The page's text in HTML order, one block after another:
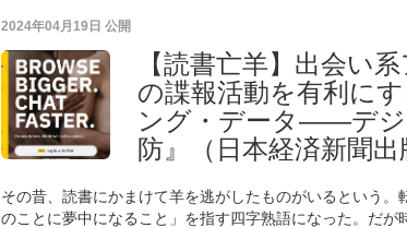
2024年04月19日 公開
【読書亡羊】出会い
の諜報活動を有利に
ング・データ――デジ
防』（日本経済新聞出
その昔、読書にかまけて羊を逃がしたものがいるという
のことに夢中になること」を指す四字熟語になった。だが